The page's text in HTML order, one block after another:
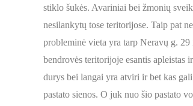
stiklo šukės. Avariniai bei žmonių
nesilankytų tose teritorijose. Taip pat
probleminė vieta yra tarp Neravų g.
bendrovės teritorijoje esantis apleistas
durys bei langai yra atviri ir bet kas
pastato sienos. O juk nuo šio pastato